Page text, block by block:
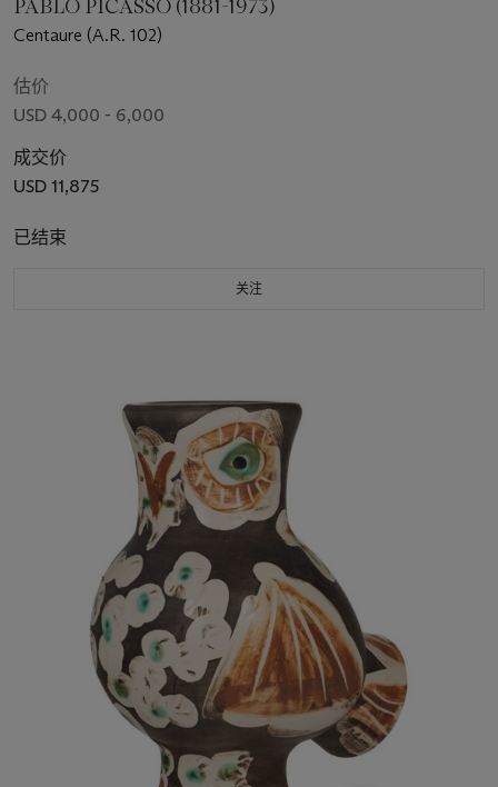
PABLO PICASSO (1881-1973)
Centaure (A.R. 102)
估价
USD 4,000 - 6,000
成交价
USD 11,875
已结束
关注